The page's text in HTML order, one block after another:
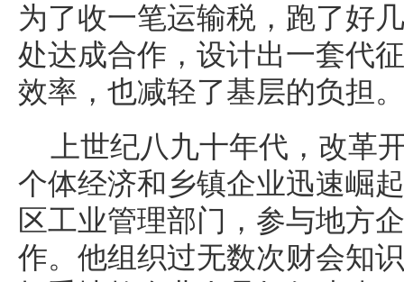
为了收一笔运输税，跑了好
处达成合作，设计出一套代
效率，也减轻了基层的负担。
上世纪八九十年代，改革
个体经济和乡镇企业迅速崛
区工业管理部门，参与地方
作。他组织过无数次财会知